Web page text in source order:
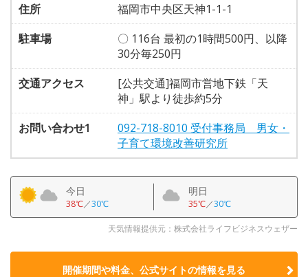
住所
福岡市中央区天神1-1-1
駐車場
〇 116台 最初の1時間500円、以降
30分毎250円
交通アクセス
[公共交通]福岡市営地下鉄「天
神」駅より徒歩約5分
お問い合わせ1
092-718-8010 受付事務局 男女・
子育て環境改善研究所
今日
38℃／30℃
明日
35℃／30℃
天気情報提供元：株式会社ライフビジネスウェザー
開催期間や料金、公式サイトの情報を見る